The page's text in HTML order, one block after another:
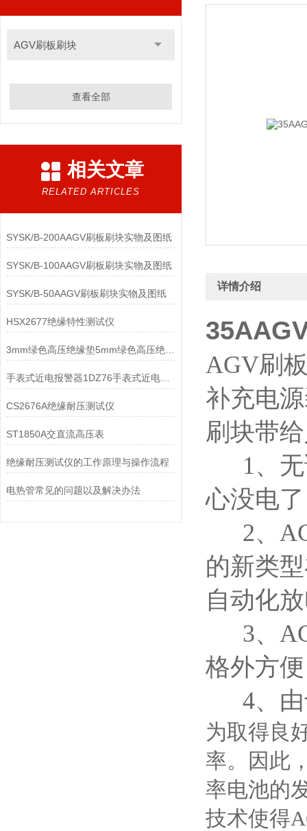
AGV刷板刷块
查看全部
相关文章
RELATED ARTICLES
SYSK/B-200AAGV刷板刷块实物及图纸
SYSK/B-100AAGV刷板刷块实物及图纸
SYSK/B-50AAGV刷板刷块实物及图纸
HSX2677绝缘特性测试仪
手表式近电报警器1DZ76手表式近电报警器1DZ06
CS2676A绝缘耐压测试仪
ST1850A交直流高压表
绝缘耐压测试仪的工作原理与操作流程
电热管常见的问题以及解决办法
详情介绍
AGV刷
补充电
刷块带
1、无
心没电
2、
的新类
自动化
3、
格外方
4、由
为取得良
率。因此
率电池的
技术使得